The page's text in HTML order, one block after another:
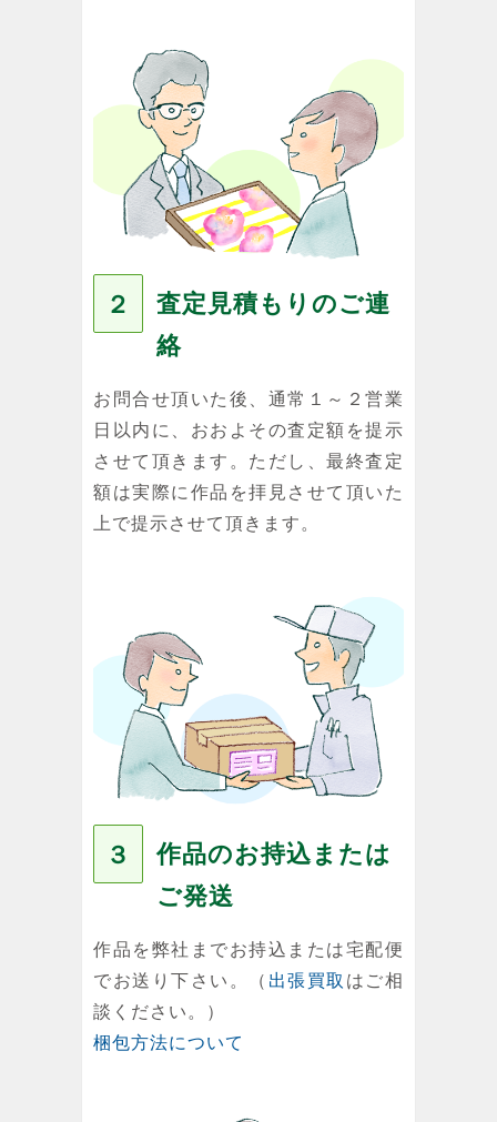
２
査定見積もりのご連
絡
お問合せ頂いた後、通常１～２営業
日以内に、おおよその査定額を提示
させて頂きます。ただし、最終査定
額は実際に作品を拝見させて頂いた
上で提示させて頂きます。
３
作品のお持込または
ご発送
作品を弊社までお持込または宅配便
でお送り下さい。（ 出張買取 はご相
談ください。）
梱包方法について